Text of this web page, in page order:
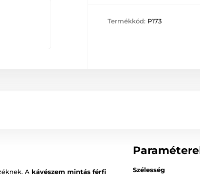
Termékkód: P173
A kávészem mintás férfi
Szélesség